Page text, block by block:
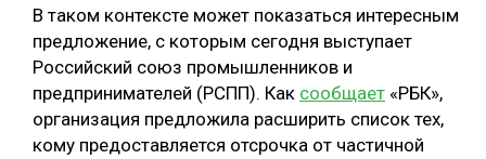
КОМПЛЕКСНАЯ ПЕРЕРАБОТКА
ЛЕСОПИЛЕНИЕ
ДЕРЕВЯННОЕ ДОМОСТРОЕНИЕ
В таком контексте может показаться интересным
предложение, с которым сегодня выступает
Российский союз промышленников и
предпринимателей (РСПП). Как сообщает «РБК»,
организация предложила расширить список тех,
кому предоставляется отсрочка от частичной